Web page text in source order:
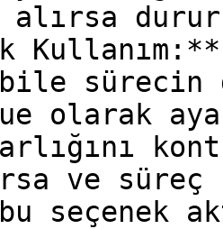
alırsa
sürecin
olarak
ve süreç
seçenek